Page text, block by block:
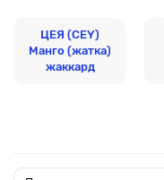
ЦЕЯ (CEY)
Манго (жатка)
жаккард